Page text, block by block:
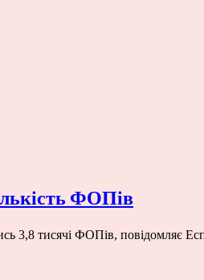
ФОПів
3,8 тисячі ФОПів, повідомляє